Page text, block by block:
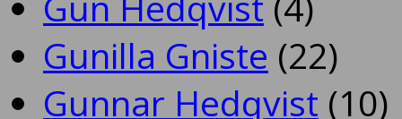
Gunilla Gniste (22)
Gunnar Hedqvist (10)